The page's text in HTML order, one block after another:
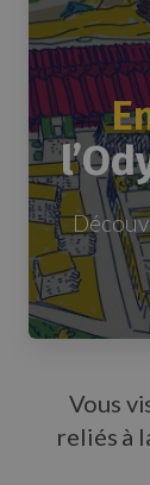
Vous
reliés à